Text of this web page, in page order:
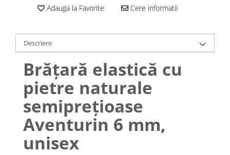
Lănțișoare cu Soare
Lănțișoare cu Animale
Lănțișoare cu Molecule
Lănțișoare cu Pietre Naturale
Lănțișoare Argint Diverse
COLIERE CU PERLE
Coliere cu Perle Naturale
Coliere cu Perle Preciosa
COLIERE ȘNUR REGLABIL
Adauga la Favorite Cere informatii
Descriere
Brățară elastică cu
pietre naturale
semiprețioase
Aventurin 6 mm,
unisex